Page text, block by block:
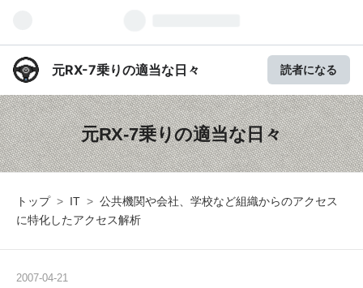
元RX-7乗りの適当な日々 読者になる
元RX-7乗りの適当な日々
トップ > IT > 公共機関や会社、学校など組織からのアクセス
に特化したアクセス解析
2007-04-21